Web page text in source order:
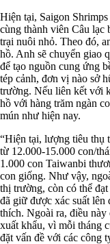
Hiện tại, Saigon
cùng thành viên Câu
trại nuôi nhỏ. Theo đó,
hồ. Anh sẽ chuyển giao
để tạo nguồn cung ứng
tép cảnh, đơn vị nào sở
trường. Nếu liên kết với
hồ với hàng trăm ngàn
mún như hiện nay.
“Hiện tại, lượng tiêu thụ
từ 12.000-15.000 con/
1.000 con Taiwanbi
con giống. Như vậy,
thị trường, còn có thể
đã giữ được xác suất lên
thích. Ngoài ra, điều
xuất khẩu, vì mỗi tháng
đặt vấn đề với các công